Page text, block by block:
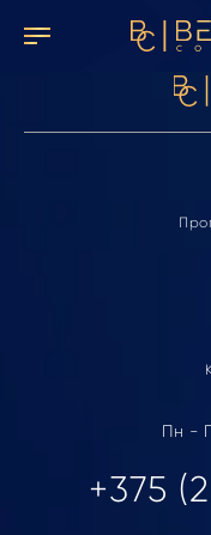
Элемент не найден
Пн -
+375